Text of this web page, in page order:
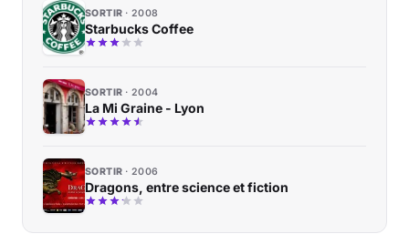
SORTIR 2008
Starbucks Coffee
SORTIR 2004
La Mi Graine - Lyon
SORTIR 2006
Dragons, entre science et fiction